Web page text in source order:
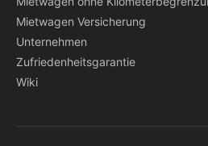
Mietwagen Versicherung
Unternehmen
Zufriedenheitsgarantie
Wiki